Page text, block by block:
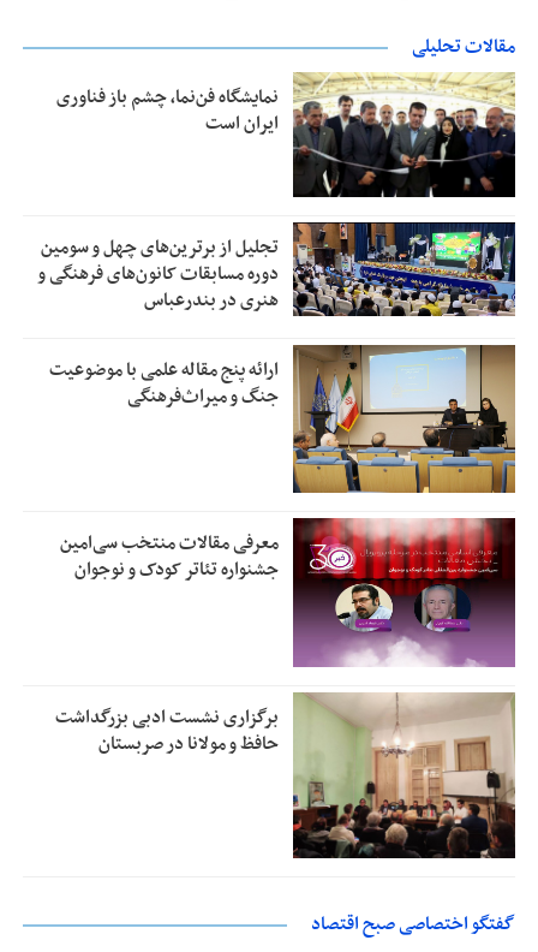
مقالات تحلیلی
نمایشگاه فن‌نما، چشم باز فناوری
ایران است
تجلیل از بر‌ترین‌های چهل و سومین
دوره مسابقات کانون‌های فرهنگی و
هنری در بندرعباس
ارائه پنج مقاله علمی با موضوعیت
جنگ و میراث‌فرهنگی
معرفی مقالات منتخب سی‌امین
جشنواره تئاتر کودک و نوجوان
برگزاری نشست ادبی بزرگداشت
حافظ و مولانا در صربستان
گفتگو اختصاصی صبح اقتصاد